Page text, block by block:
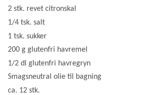
2 stk. revet citronskal
1/4 tsk. salt
1 tsk. sukker
200 g glutenfri havremel
1/2 dl glutenfri havregryn
Smagsneutral olie til bagning
ca. 12 stk.